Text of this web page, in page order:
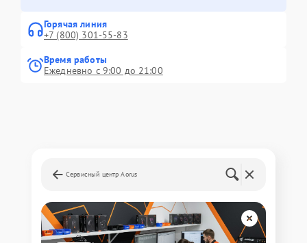
Горячая линия
+7 (800) 301-55-83
Время работы
Ежедневно с 9:00 до 21:00
Сервисный центр Aorus